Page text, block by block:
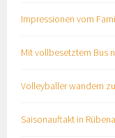
Impressionen vom
Mit vollbesetztem Bus
Volleyballer wandern
Saisonauftakt in